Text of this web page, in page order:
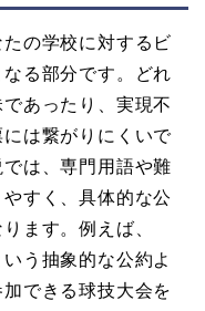
の学校に対するビ
る部分です。どれ
あったり、実現不
は繋がりにくいで
は、専門用語や難
すく、具体的な公
ます。例えば、
う抽象的な公約よ
できる球技大会を